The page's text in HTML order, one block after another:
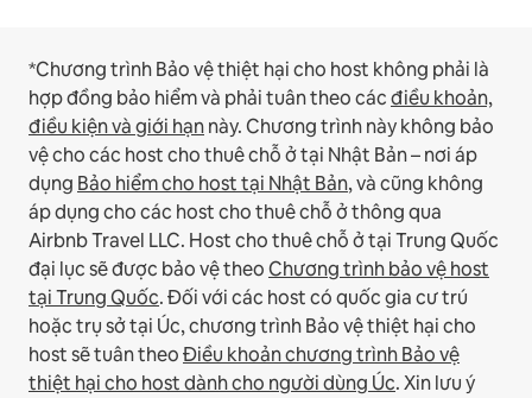
*Chương trình Bảo vệ thiệt hại cho host không phải là
hợp đồng bảo hiểm và phải tuân theo cácđiều khoản,
điều kiện và giới hạnnày.Chương trình này không bảo
vệ cho các host cho thuê chỗ ở tại Nhật Bản – nơi áp
dụng Bảo hiểm cho host tại Nhật Bản, và cũng không
áp dụng cho các host cho thuê chỗ ở thông qua
Airbnb Travel LLC. Host cho thuê chỗ ở tại Trung Quốc
đại lục sẽ được bảo vệ theoChương trình bảo vệ host
tại Trung Quốc.Đối với các host có quốc gia cư trú
hoặc trụ sở tại Úc, chương trình Bảo vệ thiệt hại cho
host sẽ tuân theoĐiều khoản chương trình Bảo vệ
thiệt hại cho host dành cho người dùng Úc. Xin lưu ý